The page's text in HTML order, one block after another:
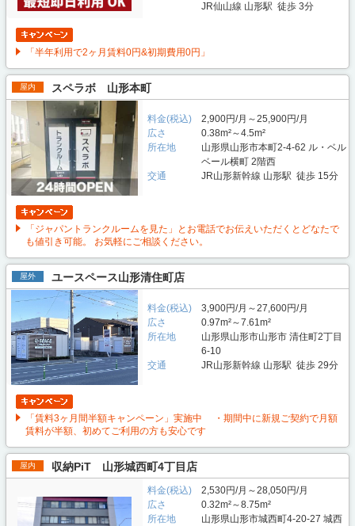
JR仙山線 山形駅 徒歩 3分
「半年利用で2ヶ月賃料0円&初期費用0円」
屋内 スペラボ 山形本町
料金(税込)
2,900円/月～25,900円/月
広さ
0.38m²～4.5m²
所在地
山形県山形市本町2-4-62 ル・ベル
ベール横町 2階西
交通
JR山形新幹線 山形駅 徒歩 15分
「ジャパントランクルームを見た」とお電話でお伝えいただくとどなたで
も値引き可能。 お気軽にご相談ください。
屋外 ユースペース山形清住町店
料金(税込)
3,900円/月～27,600円/月
広さ
0.97m²～7.61m²
所在地
山形県山形市山形市 清住町2丁目
6-10
交通
JR山形新幹線 山形駅 徒歩 29分
「賃料3ヶ月間半額キャンペーン」実施中 ・期間中に新規ご契約で月額
賃料が半額、初めてご利用の方も安心です
屋内 収納PiT 山形城西町4丁目店
料金(税込)
2,530円/月～28,050円/月
広さ
0.32m²～8.75m²
所在地
山形県山形市城西町4-20-27 城西